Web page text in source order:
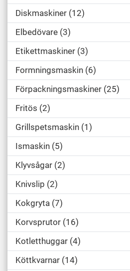
Diskmaskiner 12
Elbedövare 3
Etikettmaskiner 3
Formningsmaskin 6
Förpackningsmaskiner 25
Fritös 2
Grillspetsmaskin 1
Ismaskin 5
Klyvsågar 2
Knivslip 2
Kokgryta 7
Korvsprutor 16
Kotletthuggar 4
Köttkvarnar 14